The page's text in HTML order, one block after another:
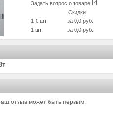
Задать вопрос о товаре
Скидки
1-0 шт.
за 0,0 руб.
1 шт.
за 0,0 руб.
отзыв может быть первым.